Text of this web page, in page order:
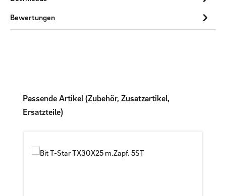
Bewertungen
Produktgalerie überspringen
Passende Artikel (Zubehör, Zusatzartikel,
Ersatzteile)